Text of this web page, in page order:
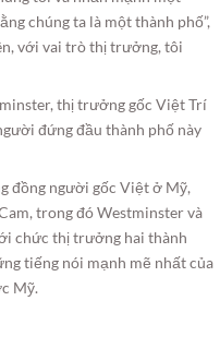
chúng ta là một thành phố”,
với vai trò thị trưởng, tôi
thị trưởng gốc Việt Trí
đứng đầu thành phố này
đồng người gốc Việt ở Mỹ,
trong đó Westminster và
chức thị trưởng hai thành
tiếng nói mạnh mẽ nhất của
Mỹ.